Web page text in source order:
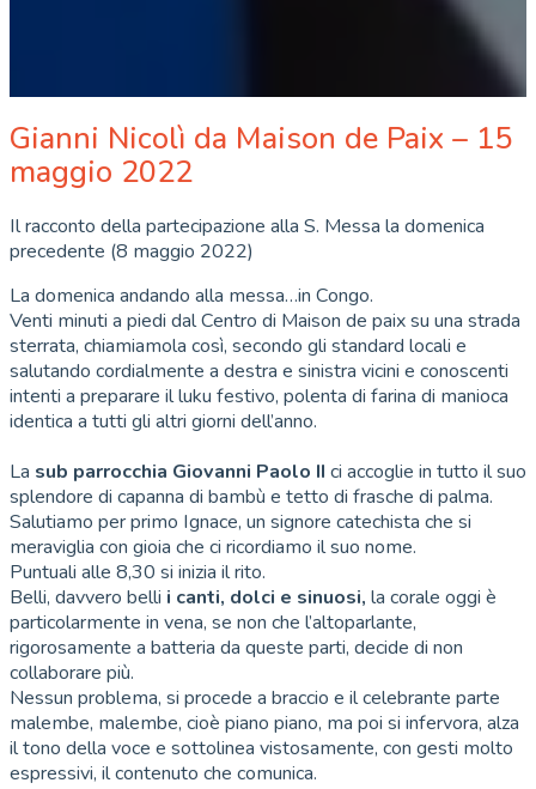
Gianni Nicolì da Maison de Paix – 15
maggio 2022
Il racconto della partecipazione alla S. Messa la domenica
precedente (8 maggio 2022)
La domenica andando alla messa…in Congo.
Venti minuti a piedi dal Centro di Maison de paix su una strada
sterrata, chiamiamola così, secondo gli standard locali e
salutando cordialmente a destra e sinistra vicini e conoscenti
intenti a preparare il luku festivo, polenta di farina di manioca
identica a tutti gli altri giorni dell’anno.
La sub parrocchia Giovanni Paolo II ci accoglie in tutto il suo
splendore di capanna di bambù e tetto di frasche di palma.
Salutiamo per primo Ignace, un signore catechista che si
meraviglia con gioia che ci ricordiamo il suo nome.
Puntuali alle 8,30 si inizia il rito.
Belli, davvero belli i canti, dolci e sinuosi, la corale oggi è
particolarmente in vena, se non che l’altoparlante,
rigorosamente a batteria da queste parti, decide di non
collaborare più.
Nessun problema, si procede a braccio e il celebrante parte
malembe, malembe, cioè piano piano, ma poi si infervora, alza
il tono della voce e sottolinea vistosamente, con gesti molto
espressivi, il contenuto che comunica.